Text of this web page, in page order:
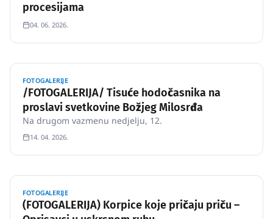
procesijama
04. 06. 2026.
FOTOGALERIJE
/FOTOGALERIJA/ Tisuće hodočasnika na
proslavi svetkovine Božjeg Milosrđa
Na drugom vazmenu nedjelju, 12.
14. 04. 2026.
FOTOGALERIJE
(FOTOGALERIJA) Korpice koje pričaju priču –